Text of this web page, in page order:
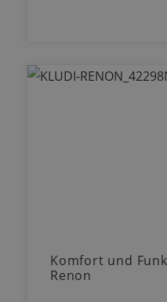
Komfort und
Renon